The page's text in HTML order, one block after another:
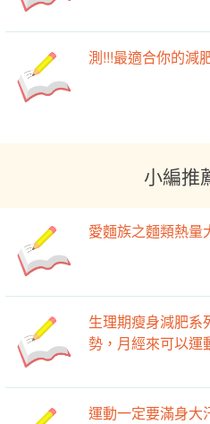
測!!!最適合你的減
小編推
愛麵族之麵類熱量
生理期瘦身減肥系
勢，月經來可以運
運動一定要滿身大